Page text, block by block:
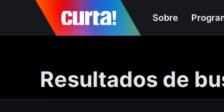
Sobre
Resultados de